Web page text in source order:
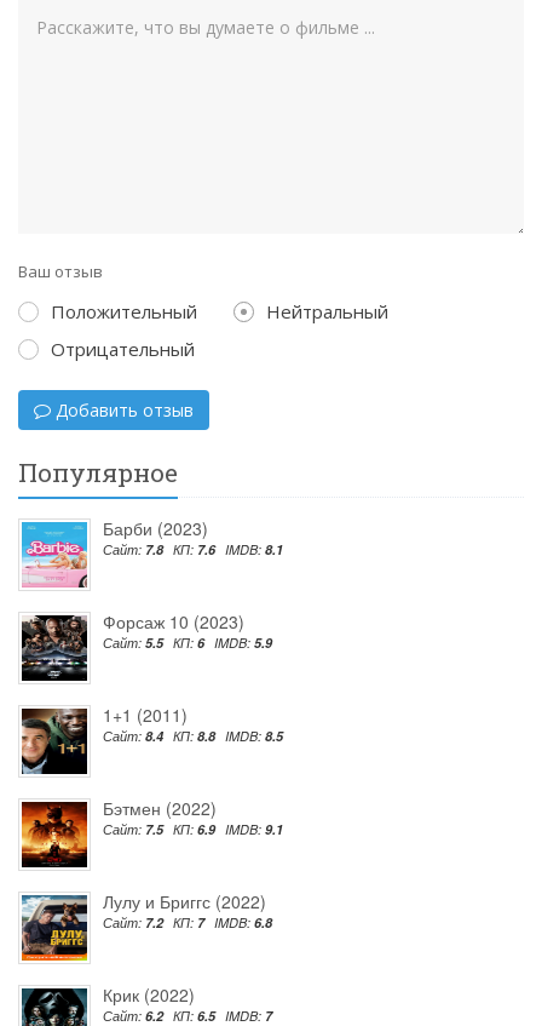
Ваш отзыв
Положительный
Нейтральный
Отрицательный
Добавить отзыв
Популярное
Барби (2023)
Сайт: 7.8 КП: 7.6 IMDB: 8.1
Форсаж 10 (2023)
Сайт: 5.5 КП: 6 IMDB: 5.9
1+1 (2011)
Сайт: 8.4 КП: 8.8 IMDB: 8.5
Бэтмен (2022)
Сайт: 7.5 КП: 6.9 IMDB: 9.1
Лулу и Бриггс (2022)
Сайт: 7.2 КП: 7 IMDB: 6.8
Крик (2022)
Сайт: 6.2 КП: 6.5 IMDB: 7